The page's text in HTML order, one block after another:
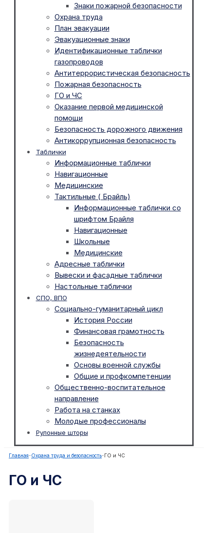
Знаки пожарной безопасности
Охрана труда
План эвакуации
Эвакуационные знаки
Идентификационные таблички
газопроводов
Антитеррористическая безопасность
Пожарная безопасность
ГО и ЧС
Оказание первой медицинской
помощи
Безопасность дорожного движения
Антикоррупционная безопасность
Таблички
Информационные таблички
Навигационные
Медицинские
Тактильные ( Брайль)
Информационные таблички со
шрифтом Брайля
Навигационные
Школьные
Медицинские
Адресные таблички
Вывески и фасадные таблички
Настольные таблички
СПО, ВПО
Социально-гуманитарный цикл
История России
Финансовая грамотность
Безопасность
жизнедеятельности
Основы военной службы
Общие и профкомпетенции
Общественно-воспитательное
направление
Работа на станках
Молодые профессионалы
Рулонные шторы
Главная-Охрана труда и безопасность- ГО и ЧС
ГО и ЧС